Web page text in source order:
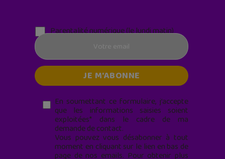
Parentalité numérique (le lundi matin)
En soumettant ce formulaire, j’accepte
que les informations saisies soient
exploitées* dans le cadre de ma
demande de contact.
Vous pouvez vous désabonner à tout
moment en cliquant sur le lien en bas de
page de nos emails. Pour obtenir plus